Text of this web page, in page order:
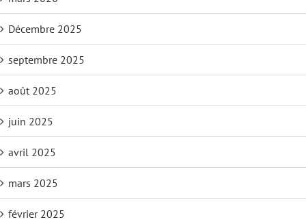
Décembre 2025
septembre 2025
août 2025
juin 2025
avril 2025
mars 2025
février 2025